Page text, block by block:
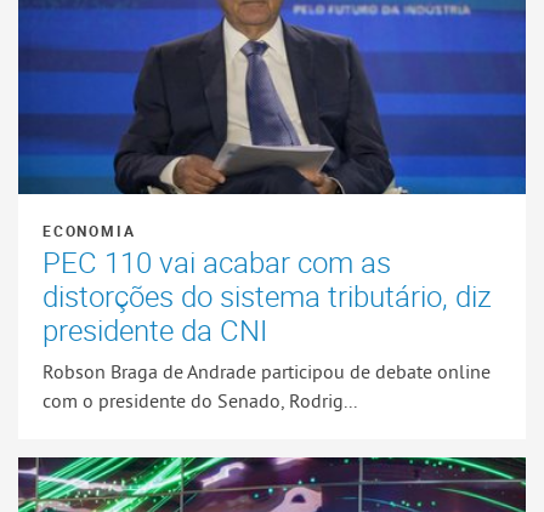
ECONOMIA
PEC 110 vai acabar com as
distorções do sistema tributário, diz
presidente da CNI
Robson Braga de Andrade participou de debate online
com o presidente do Senado, Rodrig...